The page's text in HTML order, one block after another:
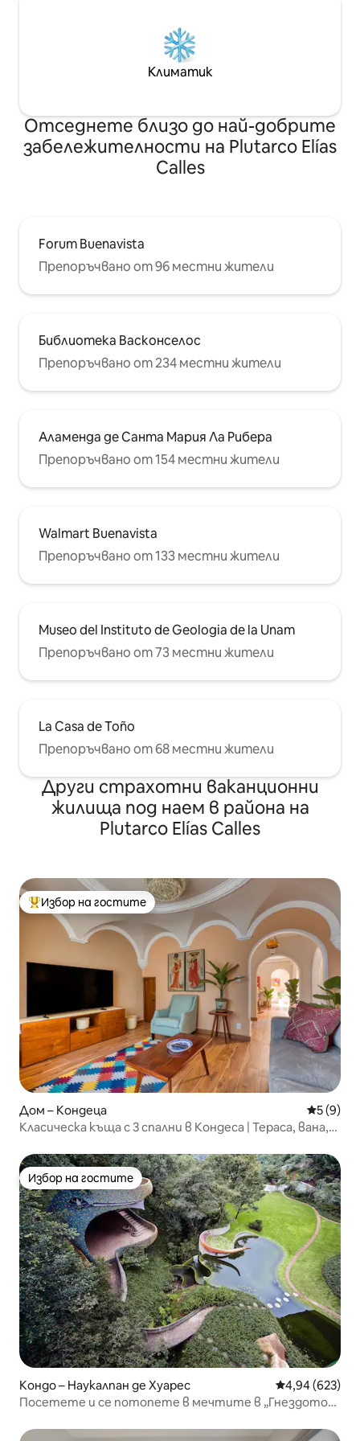
Климатик
Отседнете близо до най-добрите
забележителности на Plutarco Elías
Calles
Forum Buenavista
Препоръчвано от 96 местни жители
Библиотека Васконселос
Препоръчвано от 234 местни жители
Аламенда де Санта Мария Ла Рибера
Препоръчвано от 154 местни жители
Walmart Buenavista
Препоръчвано от 133 местни жители
Museo del Instituto de Geologia de la Unam
Препоръчвано от 73 местни жители
La Casa de Toño
Препоръчвано от 68 местни жители
Други страхотни ваканционни
жилища под наем в района на
Plutarco Elías Calles
Най-популярен избор на гостите
Избор на гостите
Дом – Кондеца Средна
5 (9)
Класическа къща с 3 спални в Кондеса | Тераса, вана,
Избор на гостите
Избор на гостите
Кондо – Наукалпан де Хуарес Средна
4,94 (623)
Посетете и се потопете в мечтите в „Гнездото